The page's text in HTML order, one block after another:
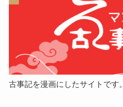
古事記を漫画にしたサイトです。